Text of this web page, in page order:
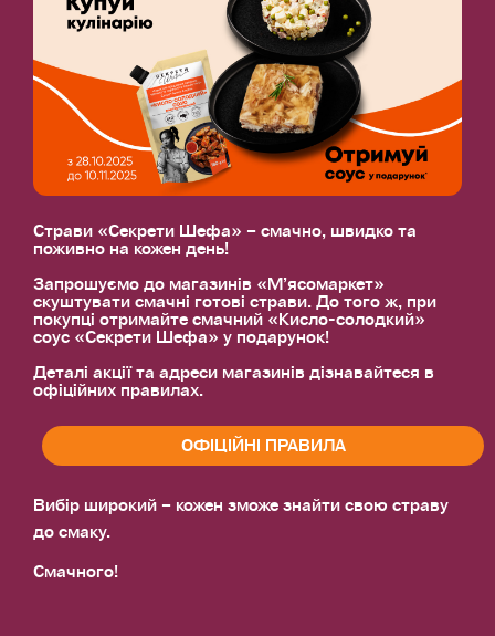
Страви «Секрети Шефа» – смачно, швидко та
поживно на кожен день!
Запрошуємо до магазинів «М’ясомаркет»
скуштувати смачні готові страви. До того ж, при
покупці отримайте смачний «Кисло-солодкий»
соус «Секрети Шефа» у подарунок!
Деталі акції та адреси магазинів дізнавайтеся в
офіційних правилах.
ОФІЦІЙНІ ПРАВИЛА
Вибір широкий – кожен зможе знайти свою страву
до смаку.
Смачного!